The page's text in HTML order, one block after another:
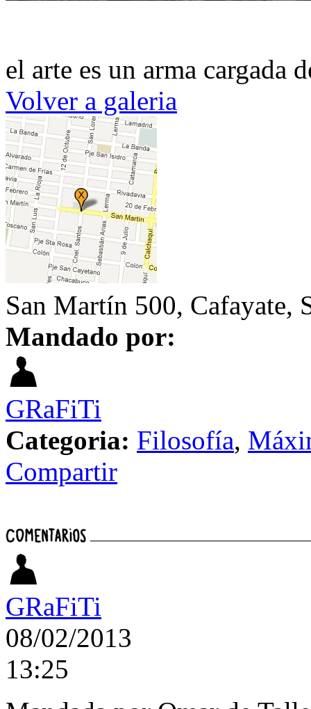
el arte es un arma cargada
Volver a galeria
San Martín 500, Cafayate,
Mandado por:
GRaFiTi
Categoria: Filosofía,
Compartir
GRaFiTi
08/02/2013
13:25